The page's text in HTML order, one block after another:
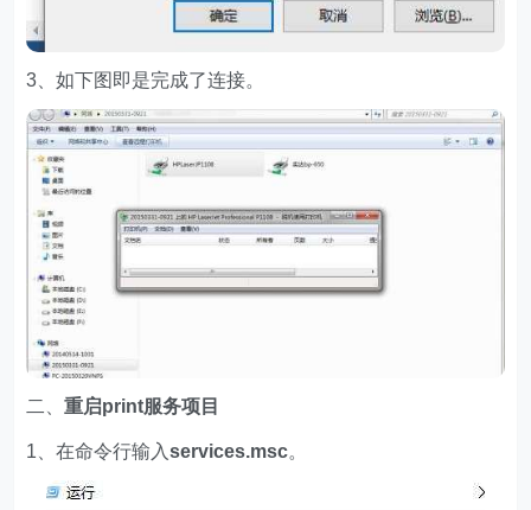
3、如下图即是完成了连接。
二、重启print服务项目
1、在命令行输入services.msc。